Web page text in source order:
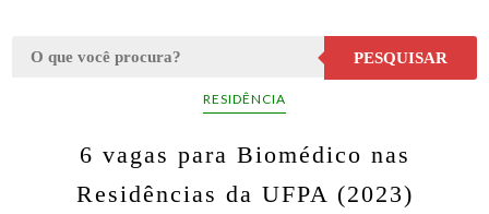
PESQUISAR
RESIDÊNCIA
6 vagas para Biomédico nas
Residências da UFPA (2023)